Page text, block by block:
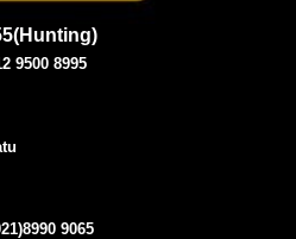
9500 8995
9065